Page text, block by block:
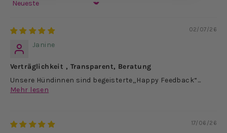
Sort by
02/07/26
Janine
Verträglichkeit , Transparent, Beratung
Unsere Hündinnen sind begeisterte„Happy Feedback“...
Mehr lesen
17/06/26